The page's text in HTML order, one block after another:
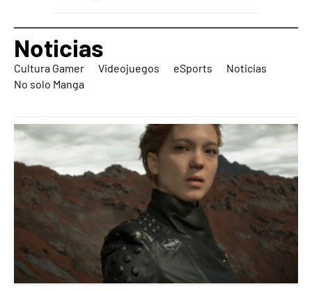
Noticias
Cultura Gamer Videojuegos eSports
Noticias
No solo Manga